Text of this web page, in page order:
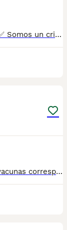
Chihuahua Hembra de Pam y Choco 4142 ✅ Somos un criadero autorizado y certificado por la Generalitat de Catalunya bajo el número de Núcleo Zoológico G25/00314. PARA MÁS INFORMACIÓN: ☎️ 933095977 📱 685878504 / 674320847 🐶 Programa una visita para conocerlos 💻 Más fotos y vídeos en nuestra web www.aquanatura.es 🚙 Hacemos envíos 📌 Calle Roger de Flor 45, muy cerca del Arc de Triomf de Barcelona, de Lunes a Sábados. Se entregan con sus vacunas, desparasitados interna y externamente, con microchip y su registro, cartilla sanitaria y contrato de garantías, documentación legal y factura. AQUANATURA
Chihuahua súper mini,se entrega con las vacunas correspondientes chip y kip alimentación.Para más información escribir o llamar al 682908382